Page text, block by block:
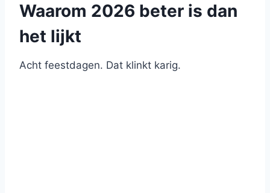
Waarom 2026 beter is dan
het lijkt
Acht feestdagen. Dat klinkt karig.